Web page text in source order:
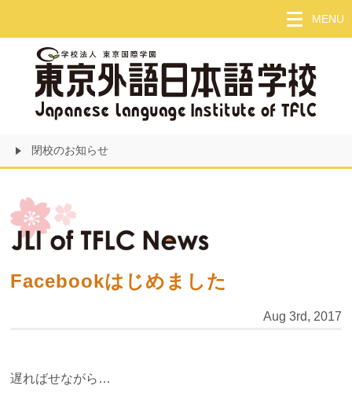
content
閉校のお知らせ
MENU
Facebookはじめました
Aug 3rd, 2017
遅ればせながら…